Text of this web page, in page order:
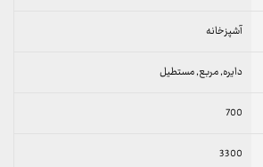
آشپزخانه
دایره, مربع, مستطیل
700
3300